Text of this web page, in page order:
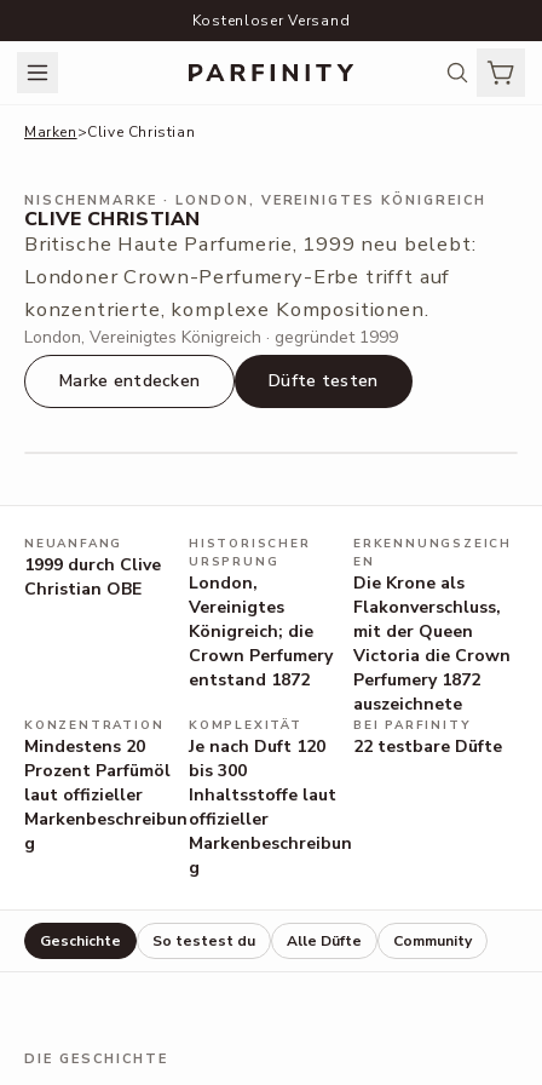
Kostenloser Versand
Marken>Clive Christian
NISCHENMARKE · LONDON, VEREINIGTES KÖNIGREICH
CLIVE CHRISTIAN
Britische Haute Parfumerie, 1999 neu belebt:
Londoner Crown-Perfumery-Erbe trifft auf
konzentrierte, komplexe Kompositionen.
London, Vereinigtes Königreich · gegründet 1999
Marke entdecken
Düfte testen
NEUANFANG
1999 durch Clive
Christian OBE
HISTORISCHER
URSPRUNG
London,
Vereinigtes
Königreich; die
Crown Perfumery
entstand 1872
ERKENNUNGSZEICH
EN
Die Krone als
Flakonverschluss,
mit der Queen
Victoria die Crown
Perfumery 1872
auszeichnete
KONZENTRATION
Mindestens 20
Prozent Parfümöl
laut offizieller
Markenbeschreibun
g
KOMPLEXITÄT
Je nach Duft 120
bis 300
Inhaltsstoffe laut
offizieller
Markenbeschreibun
g
BEI PARFINITY
22 testbare Düfte
Geschichte So testest du Alle Düfte Community
DIE GESCHICHTE